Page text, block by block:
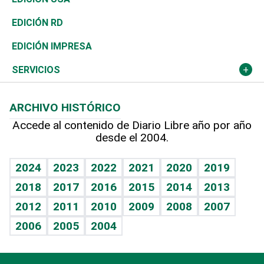
Ocenanía
Caribe
Resto del mundo
Telecom.
Global y variable
Economía personal
Sociales
Novedades
Podcast Arte Libre
Hablando con el pediatra
Vida y familia
Eñe
Celebrando la vida
Sin complejos
En pocas palabras
Tenis
Olimpismo
Más deportes
Línea de hit
TBT Deportivo
El Espía
Noticiero Poteleche
Columnistas
Más firmas
Historia
Martes de tecnología
Cambio climático
Revista
Deportes
Opinión
Hecho en casa
Guía del dinero
EDICIÓN RD
EDICIÓN IMPRESA
SERVICIOS
Cumpleaños
Horóscopos
Crucigramas
ARCHIVO HISTÓRICO
Accede al contenido de Diario Libre año por año
desde el 2004.
2024 2023 2022 2021 2020
2019
2018
2017 2016 2015 2014
2013
2012
2011 2010 2009 2008
2007
2006
2005 2004